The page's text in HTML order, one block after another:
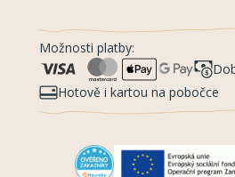
Možnosti platby:
Hotově i kartou na pobočce